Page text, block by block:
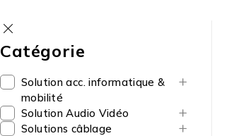
Catégorie
Solution acc. informatique &
mobilité
Solution Audio Vidéo
Solutions câblage